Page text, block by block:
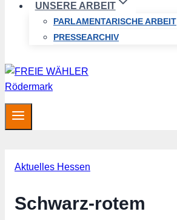
UNSERE ARBEIT
PARLAMENTARISCHE ARBEIT
PRESSEARCHIV
Aktuelles Hessen
Schwarz-rotem